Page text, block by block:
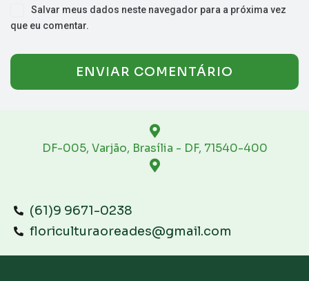
Salvar meus dados neste navegador para a próxima vez
que eu comentar.
DF-005, Varjão, Brasília - DF, 71540-400
(61)9 9671-0238
floriculturaoreades@gmail.com